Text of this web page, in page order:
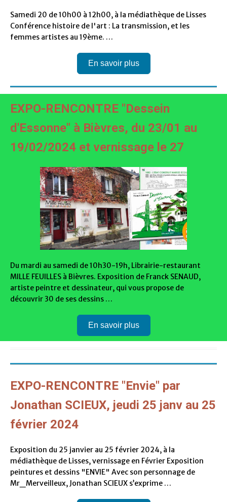
Samedi 20 de 10h00 à 12h00, à la médiathèque de Lisses
Conférence histoire de l'art : La transmission, et les
femmes artistes au 19ème. …
En savoir plus
EXPO-RENCONTRE "Dessein
d'Essonne" à Bièvres, du 23/01 au
19/02/2024 et vernissage le 27
Du mardi au samedi de 10h30-19h, Librairie-restaurant
MILLE FEUILLES à Bièvres. Exposition de Franck SENAUD,
artiste peintre et dessinateur, qui vous propose de
découvrir 30 de ses dessins …
En savoir plus
EXPO-RENCONTRE "Envie" par
Jonathan SCIEUX, jeudi 25 janv au 25
février 2024
Exposition du 25 janvier au 25 février 2024, à la
médiathèque de Lisses, vernissage en Février Exposition
peintures et dessins "ENVIE" Avec son personnage de
Mr_Merveilleux, Jonathan SCIEUX s’exprime …